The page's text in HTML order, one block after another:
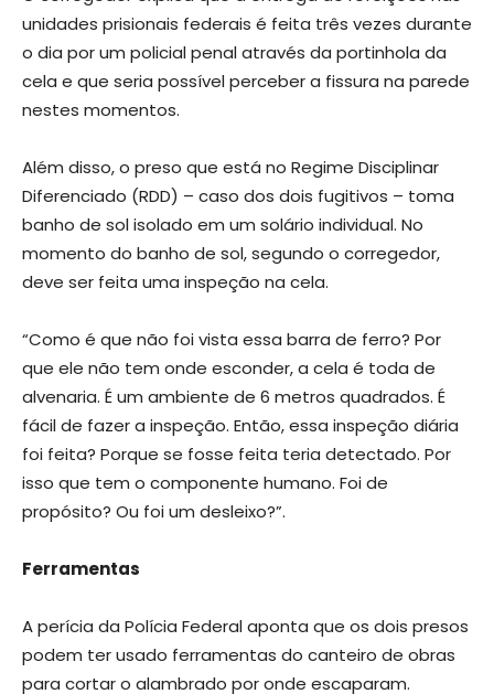
unidades prisionais federais é feita três vezes durante
o dia por um policial penal através da portinhola da
cela e que seria possível perceber a fissura na parede
nestes momentos.
Além disso, o preso que está no Regime Disciplinar
Diferenciado (RDD) – caso dos dois fugitivos – toma
banho de sol isolado em um solário individual. No
momento do banho de sol, segundo o corregedor,
deve ser feita uma inspeção na cela.
“Como é que não foi vista essa barra de ferro? Por
que ele não tem onde esconder, a cela é toda de
alvenaria. É um ambiente de 6 metros quadrados. É
fácil de fazer a inspeção. Então, essa inspeção diária
foi feita? Porque se fosse feita teria detectado. Por
isso que tem o componente humano. Foi de
propósito? Ou foi um desleixo?”.
Ferramentas
A perícia da Polícia Federal aponta que os dois presos
podem ter usado ferramentas do canteiro de obras
para cortar o alambrado por onde escaparam.